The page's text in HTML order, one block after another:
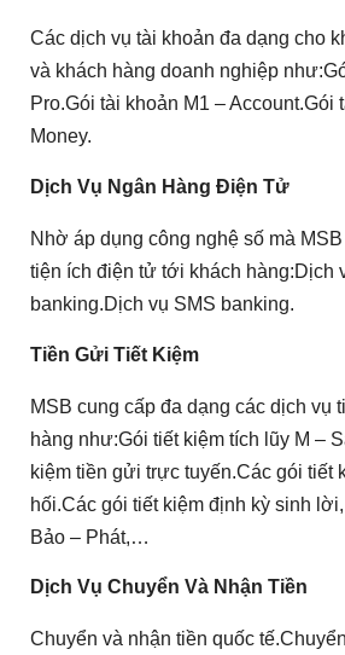
Các dịch vụ tài khoản đa dạng cho
và khách hàng doanh nghiệp
Pro.Gói tài khoản M1 – Account.Gói
Money.
Dịch Vụ Ngân Hàng Điện Tử
Nhờ áp dụng công nghệ số mà
tiện ích điện tử tới khách hàng:Dịch
banking.Dịch vụ SMS banking.
Tiền Gửi Tiết Kiệm
MSB cung cấp đa dạng các dịch vụ
hàng như:Gói tiết kiệm tích lũy M –
kiệm tiền gửi trực tuyến.Các gói tiết
hối.Các gói tiết kiệm định kỳ sinh
Bảo – Phát,…
Dịch Vụ Chuyển Và Nhận Tiền
Chuyển và nhận tiền quốc